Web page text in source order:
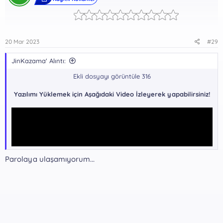
r
20 Mar 2023 #29
JinKazama' Alıntı:
Ekli dosyayı görüntüle 316
Yazılımı Yüklemek için Aşağıdaki Video İzleyerek yapabilirsiniz!
Parolaya ulaşamıyorum...